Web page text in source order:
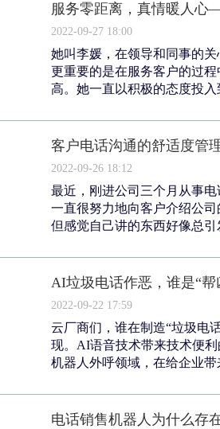
服务零距离，真情暖人
2022-09-27 18:00
她叫李媛，在领导和同事的
更重要的是在服务客户的过
高。她一直以积极的态度投
客户电话沟通的舒适度管
2022-09-26 18:12
最近，刚进公司三个月从事
一直很努力地向客户介绍公
但感觉自己讲的东西好像总
AI垃圾电话作恶，谁是“帮
2022-09-22 17:59
云厂商们，谁在制造“垃圾电
现。AI语音技术带来技术便
机器人外呼领域，在给企业
电话销售机器人为什么存